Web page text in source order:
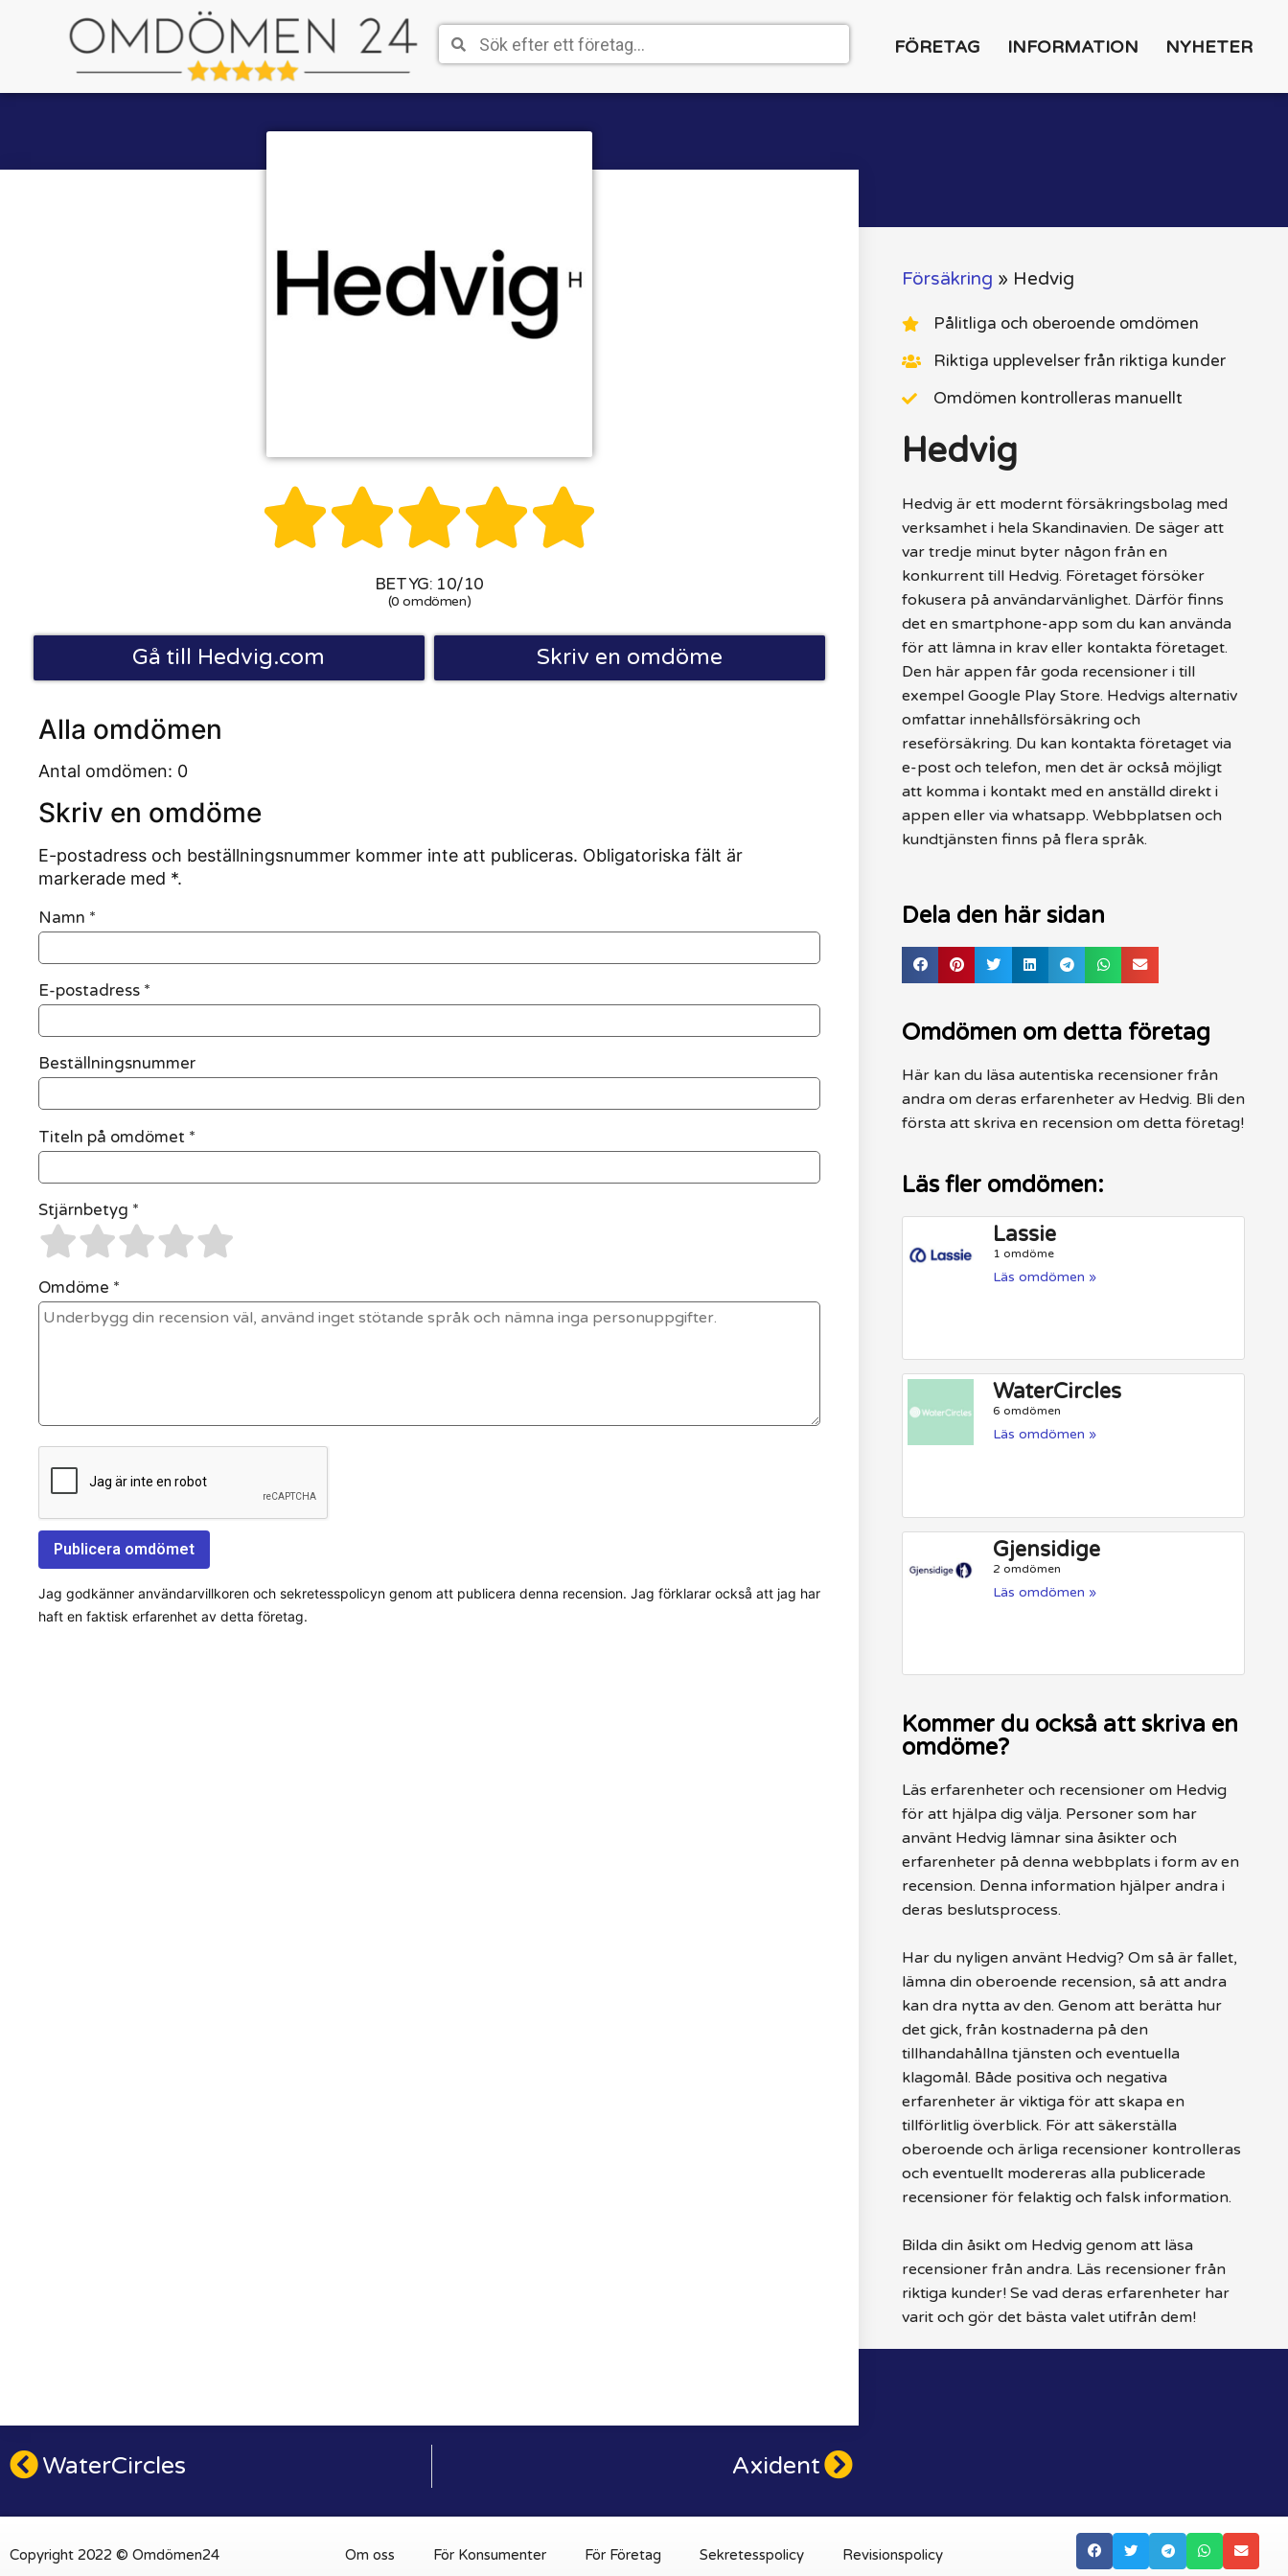
FÖRETAG INFORMATION NYHETER

BETYG: 10/10
(0 omdömen)
Gå till Hedvig.com Skriv en omdöme
Alla omdömen
Antal omdömen: 0
Skriv en omdöme
E-postadress och beställningsnummer kommer inte att publiceras. Obligatoriska fält är
markerade med *.
Namn *
E-postadress *
Beställningsnummer
Titeln på omdömet *
Stjärnbetyg *
Omdöme *
Jag godkänner användarvillkoren och sekretesspolicyn genom att publicera denna recension. Jag förklarar också att jag har
haft en faktisk erfarenhet av detta företag.
Försäkring » Hedvig
Pålitliga och oberoende omdömen
Riktiga upplevelser från riktiga kunder
Omdömen kontrolleras manuellt
Hedvig
Hedvig är ett modernt försäkringsbolag med
verksamhet i hela Skandinavien. De säger att
var tredje minut byter någon från en
konkurrent till Hedvig. Företaget försöker
fokusera på användarvänlighet. Därför finns
det en smartphone-app som du kan använda
för att lämna in krav eller kontakta företaget.
Den här appen får goda recensioner i till
exempel Google Play Store. Hedvigs alternativ
omfattar innehållsförsäkring och
reseförsäkring. Du kan kontakta företaget via
e-post och telefon, men det är också möjligt
att komma i kontakt med en anställd direkt i
appen eller via whatsapp. Webbplatsen och
kundtjänsten finns på flera språk.
Dela den här sidan
Omdömen om detta företag
Här kan du läsa autentiska recensioner från
andra om deras erfarenheter av Hedvig. Bli den
första att skriva en recension om detta företag!
Läs fler omdömen:
Lassie
1 omdöme
Läs omdömen »
WaterCircles
6 omdömen
Läs omdömen »
Gjensidige
2 omdömen
Läs omdömen »
Kommer du också att skriva en
omdöme?
Läs erfarenheter och recensioner om Hedvig
för att hjälpa dig välja. Personer som har
använt Hedvig lämnar sina åsikter och
erfarenheter på denna webbplats i form av en
recension. Denna information hjälper andra i
deras beslutsprocess.
Har du nyligen använt Hedvig? Om så är fallet,
lämna din oberoende recension, så att andra
kan dra nytta av den. Genom att berätta hur
det gick, från kostnaderna på den
tillhandahållna tjänsten och eventuella
klagomål. Både positiva och negativa
erfarenheter är viktiga för att skapa en
tillförlitlig överblick. För att säkerställa
oberoende och ärliga recensioner kontrolleras
och eventuellt modereras alla publicerade
recensioner för felaktig och falsk information.
Bilda din åsikt om Hedvig genom att läsa
recensioner från andra. Läs recensioner från
riktiga kunder! Se vad deras erfarenheter har
varit och gör det bästa valet utifrån dem!
WaterCircles Axident
Copyright 2022 © Omdömen24 Om oss För Konsumenter För Företag Sekretesspolicy Revisionspolicy